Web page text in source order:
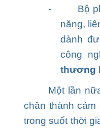
-
Bộ
năng,
dành
công
thương
Một lần
chân thành
trong suốt thời